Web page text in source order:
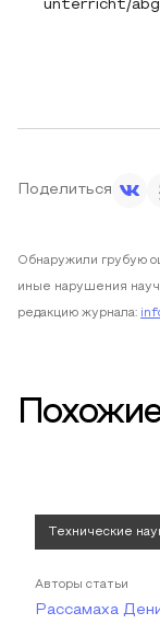
unterricht/
Поделиться
Обнаружили грубую
иные нарушения
редакцию журнала:
Технические
Авторы статьи
Рассамаха